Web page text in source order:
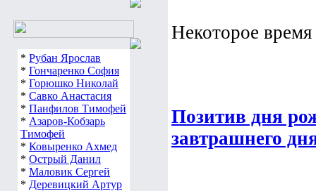
* Рубан Ярослав
* Гончаренко София
* Горюшко Николай
* Савко Анастасия
* Панфилов Тимофей
* Азаров-Кобзарь
Тимофей
* Ковыренко Ахмед
* Острый Данил
* Маловик Сергей
* Деревицкий Артур
Некоторое время
Позитив дня
завтрашнего